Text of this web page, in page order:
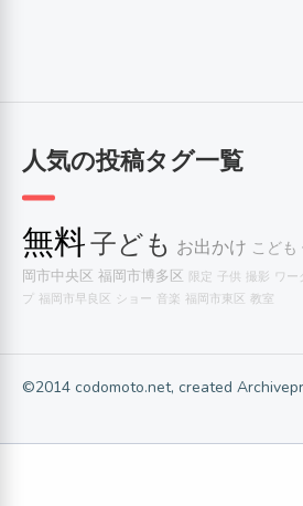
人気の投稿タグ一覧
無料子ども お出かけ こども
岡市中央区 福岡市博多区 限定 子供 撮影 ワー
プ 福岡市早良区 ショー 音楽 福岡市東区 教室
©2014 codomoto.net, created